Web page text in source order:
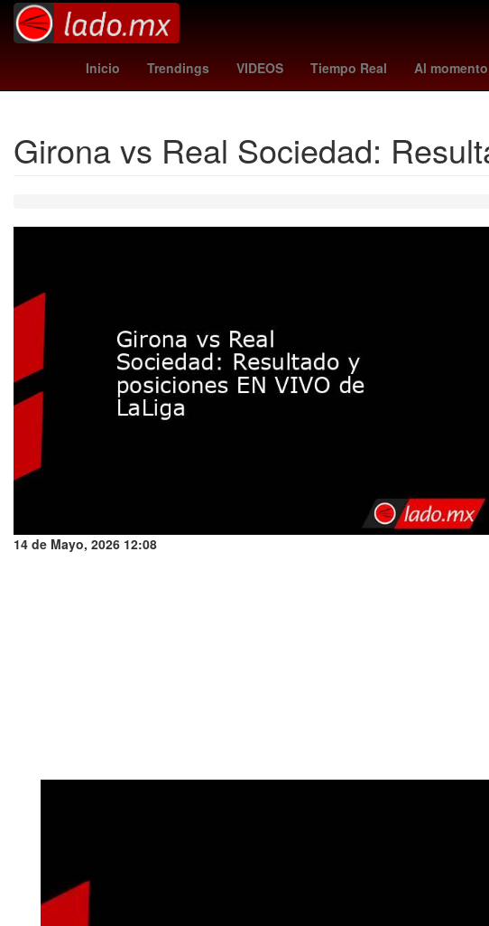
Inicio Trendings VIDEOS Tiempo Real Al momento
Oscar a la mejor película Venezolanos 27 de marzo
Girona vs Real Sociedad:
14 de Mayo, 2026 12:08